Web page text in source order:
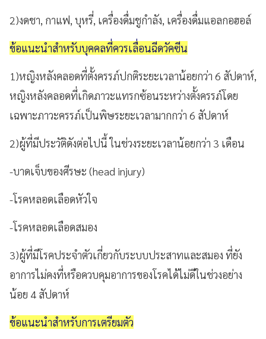
2)งดชา, กาแฟ, บุหรี่, เครื่องดื่มชูกำลัง, เครื่องดื่มแอลกอฮอล์
ข้อแนะนำสำหรับบุคคลที่ควรเลื่อนฉีดวัคซีน
1)หญิงหลังคลอดที่ตั้งครรภ์ปกติระยะเวลาน้อยกว่า 6 สัปดาห์,
หญิงหลังคลอดที่เกิดภาวะแทรกซ้อนระหว่างตั้งครรภ์โดย
เฉพาะภาวะครรภ์เป็นพิษระยะเวลามากกว่า 6 สัปดาห์
2)ผู้ที่มีประวัติดังต่อไปนี้ ในช่วงระยะเวลาน้อยกว่า 3 เดือน
-บาดเจ็บของศีรษะ (head injury)
-โรคหลอดเลือดหัวใจ
-โรคหลอดเลือดสมอง
3)ผู้ที่มีโรคประจำตัวเกี่ยวกับระบบประสาทและสมอง ที่ยัง
อาการไม่คงที่หรือควบคุมอาการของโรคได้ไม่ดีในช่วงอย่าง
น้อย 4 สัปดาห์
ข้อแนะนำสำหรับการเตรียมตัว